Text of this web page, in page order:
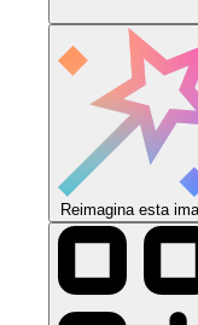
Reimagina esta